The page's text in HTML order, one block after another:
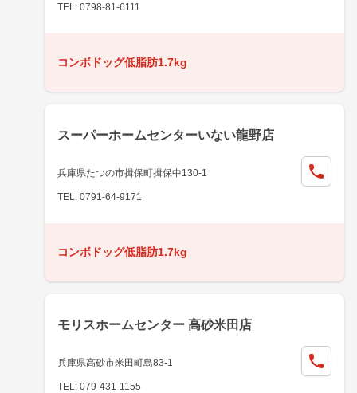
TEL: 0798-81-6111
コンボドッグ低脂肪1.7kg
スーパーホームセンターいない龍野店
兵庫県たつの市揖保町揖保中130-1
TEL: 0791-64-9171
コンボドッグ低脂肪1.7kg
モリスホームセンター 高砂米田店
兵庫県高砂市米田町島83-1
TEL: 079-431-1155